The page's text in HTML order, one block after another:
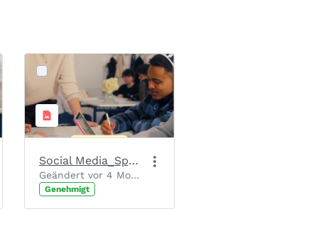
Social Media_Spendenaufruf_Slide 1_Motiv 1
Geändert vor 4 Monaten von Chantal Josten.
Genehmigt